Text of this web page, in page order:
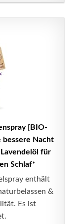
[BIO-
bessere Nacht
für
Schlaf*
enthält
&
Es ist